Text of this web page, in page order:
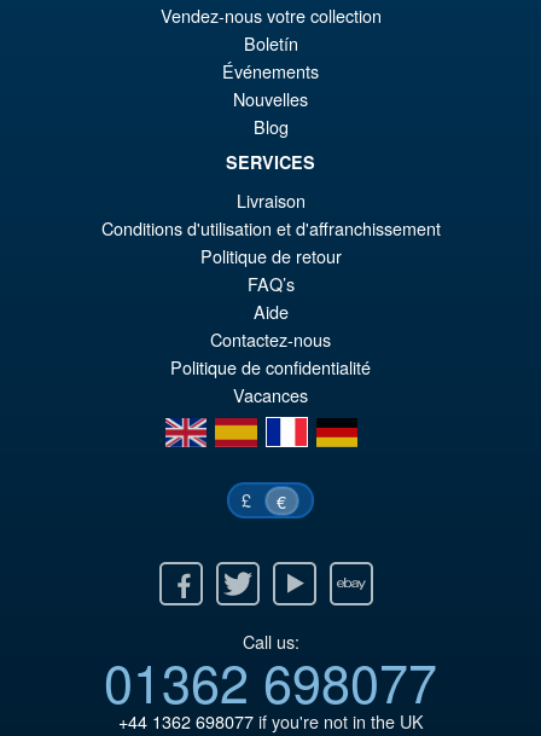
Vendez-nous votre collection
Boletín
Événements
Nouvelles
Blog
SERVICES
Livraison
Conditions d'utilisation et d'affranchissement
Politique de retour
FAQ’s
Aide
Contactez-nous
Politique de confidentialité
Vacances
en
es fr de
£ €
Twitter Youtube Ebay
Call us:
01362 698077
+44 1362 698077if you're not in the UK